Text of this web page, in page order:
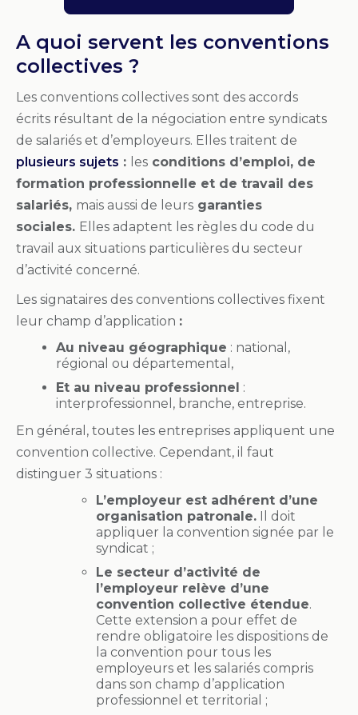
A quoi servent les conventions
collectives ?
Les conventions collectives sont des accords
écrits résultant de la négociation entre syndicats
de salariés et d’employeurs. Elles traitent de
plusieurs sujets : les conditions d’emploi, de
formation professionnelle et de travail des
salariés, mais aussi de leurs garanties
sociales. Elles adaptent les règles du code du
travail aux situations particulières du secteur
d’activité concerné.
Les signataires des conventions collectives fixent
leur champ d’application :
Au niveau géographique : national,
régional ou départemental,
Et au niveau professionnel :
interprofessionnel, branche, entreprise.
En général, toutes les entreprises appliquent une
convention collective. Cependant, il faut
distinguer 3 situations :
L’employeur est adhérent d’une
organisation patronale. Il doit
appliquer la convention signée par le
syndicat ;
Le secteur d’activité de
l’employeur relève d’une
convention collective étendue.
Cette extension a pour effet de
rendre obligatoire les dispositions de
la convention pour tous les
employeurs et les salariés compris
dans son champ d’application
professionnel et territorial ;